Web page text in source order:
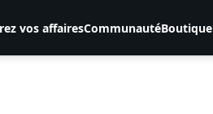
vos affairesCommunautéBoutique